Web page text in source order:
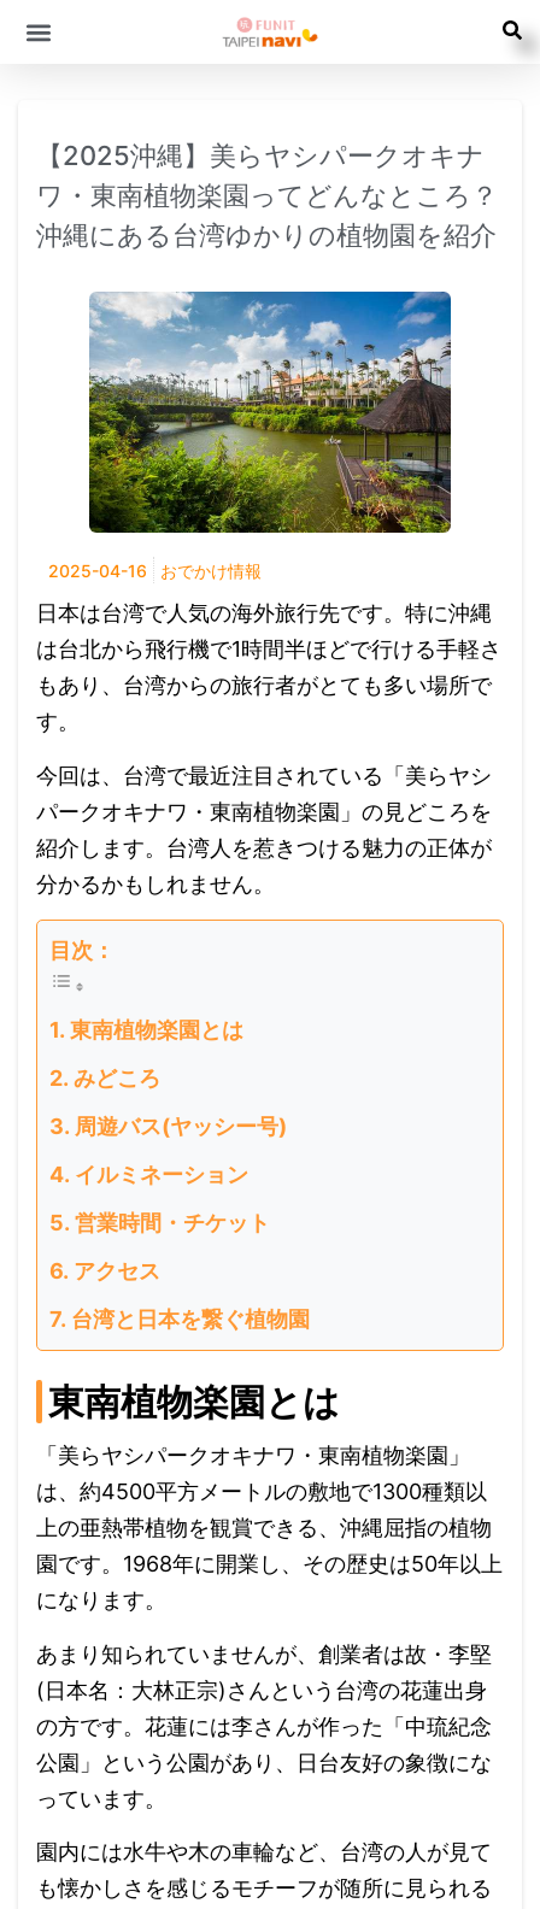
【2025沖縄】美らヤシパークオキナ
ワ・東南植物楽園ってどんなところ？
沖縄にある台湾ゆかりの植物園を紹介
2025-04-16 おでかけ情報
日本は台湾で人気の海外旅行先です。特に沖縄
は台北から飛行機で1時間半ほどで行ける手軽さ
もあり、台湾からの旅行者がとても多い場所で
す。
今回は、台湾で最近注目されている「美らヤシ
パークオキナワ・東南植物楽園」の見どころを
紹介します。台湾人を惹きつける魅力の正体が
分かるかもしれません。
目次：
東南植物楽園とは
みどころ
周遊バス(ヤッシー号)
イルミネーション
営業時間・チケット
アクセス
台湾と日本を繋ぐ植物園
東南植物楽園とは
「美らヤシパークオキナワ・東南植物楽園」
は、約4500平方メートルの敷地で1300種類以
上の亜熱帯植物を観賞できる、沖縄屈指の植物
園です。1968年に開業し、その歴史は50年以上
になります。
あまり知られていませんが、創業者は故・李堅
(日本名：大林正宗)さんという台湾の花蓮出身
の方です。花蓮には李さんが作った「中琉紀念
公園」という公園があり、日台友好の象徴にな
っています。
園内には水牛や木の車輪など、台湾の人が見て
も懐かしさを感じるモチーフが随所に見られる